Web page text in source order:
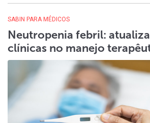
SABIN PARA MÉDICOS
Neutropenia febril:
clínicas no manejo